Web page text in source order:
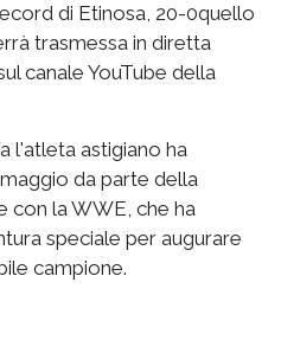
di Etinosa, 20-0quello
trasmessa in diretta
canale YouTube della
l'atleta astigiano ha
da parte della
con la WWE, che ha
speciale per augurare
campione.